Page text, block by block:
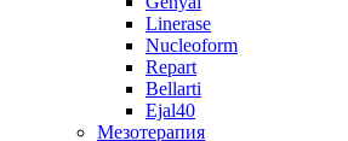
Linerase
Nucleoform
Repart
Bellarti
Ejal40
Мезотерапия